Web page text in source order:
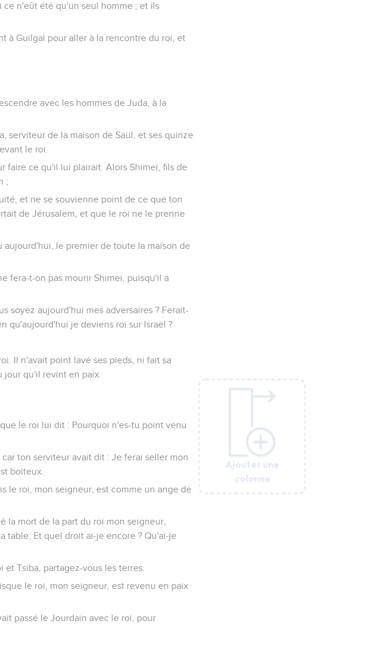
Ajouter une
colonne
n'eût été qu'un seul homme ; et ils
à Guilgal pour aller à la rencontre du roi, et
avec les hommes de Juda, à la
serviteur de la maison de Saül, et ses quinze
le roi.
faire ce qu'il lui plairait. Alors Shimeï, fils de
;
et ne se souvienne point de ce que ton
de Jérusalem, et que le roi ne le prenne
le premier de toute la maison de
fera-t-on pas mourir Shimeï, puisqu'il a
soyez aujourd'hui mes adversaires ? Ferait-
qu'aujourd'hui je deviens roi sur Israël ?
Il n'avait point lavé ses pieds, ni fait sa
jour qu'il revint en paix.
le roi lui dit : Pourquoi n'es-tu point venu
ton serviteur avait dit : Je ferai seller mon
boiteux.
le roi, mon seigneur, est comme un ange de
la mort de la part du roi mon seigneur,
table. Et quel droit ai-je encore ? Qu'ai-je
Tsiba, partagez-vous les terres.
le roi, mon seigneur, est revenu en paix
passé le Jourdain avec le roi, pour
Ajouter une
colonne
Ajouter une
colonne
Ajouter une
colonne
Ajouter une
colonne